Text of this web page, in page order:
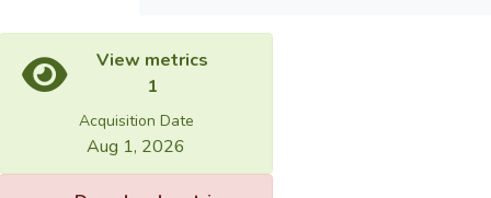
View metrics
1
Acquisition Date
Aug 1, 2026